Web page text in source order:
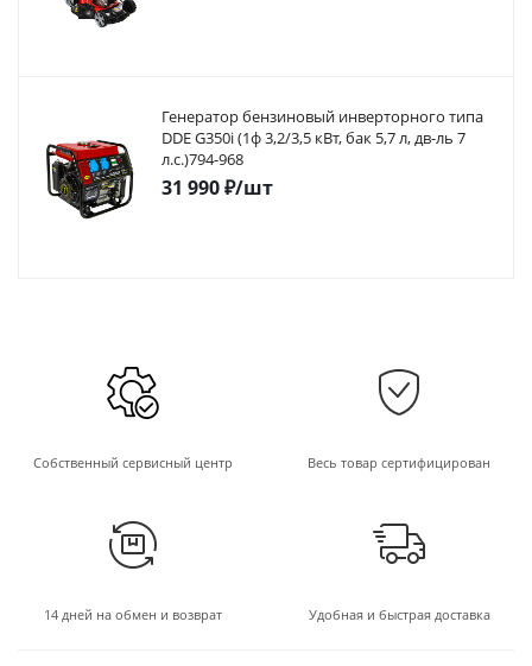
Генератор бензиновый инверторного типа
DDE G350i (1ф 3,2/3,5 кВт, бак 5,7 л, дв-ль 7
л.с.)794-968
31 990₽/шт
Собственный сервисный центр Весь товар сертифицирован
14 дней на обмен и возврат Удобная и быстрая доставка